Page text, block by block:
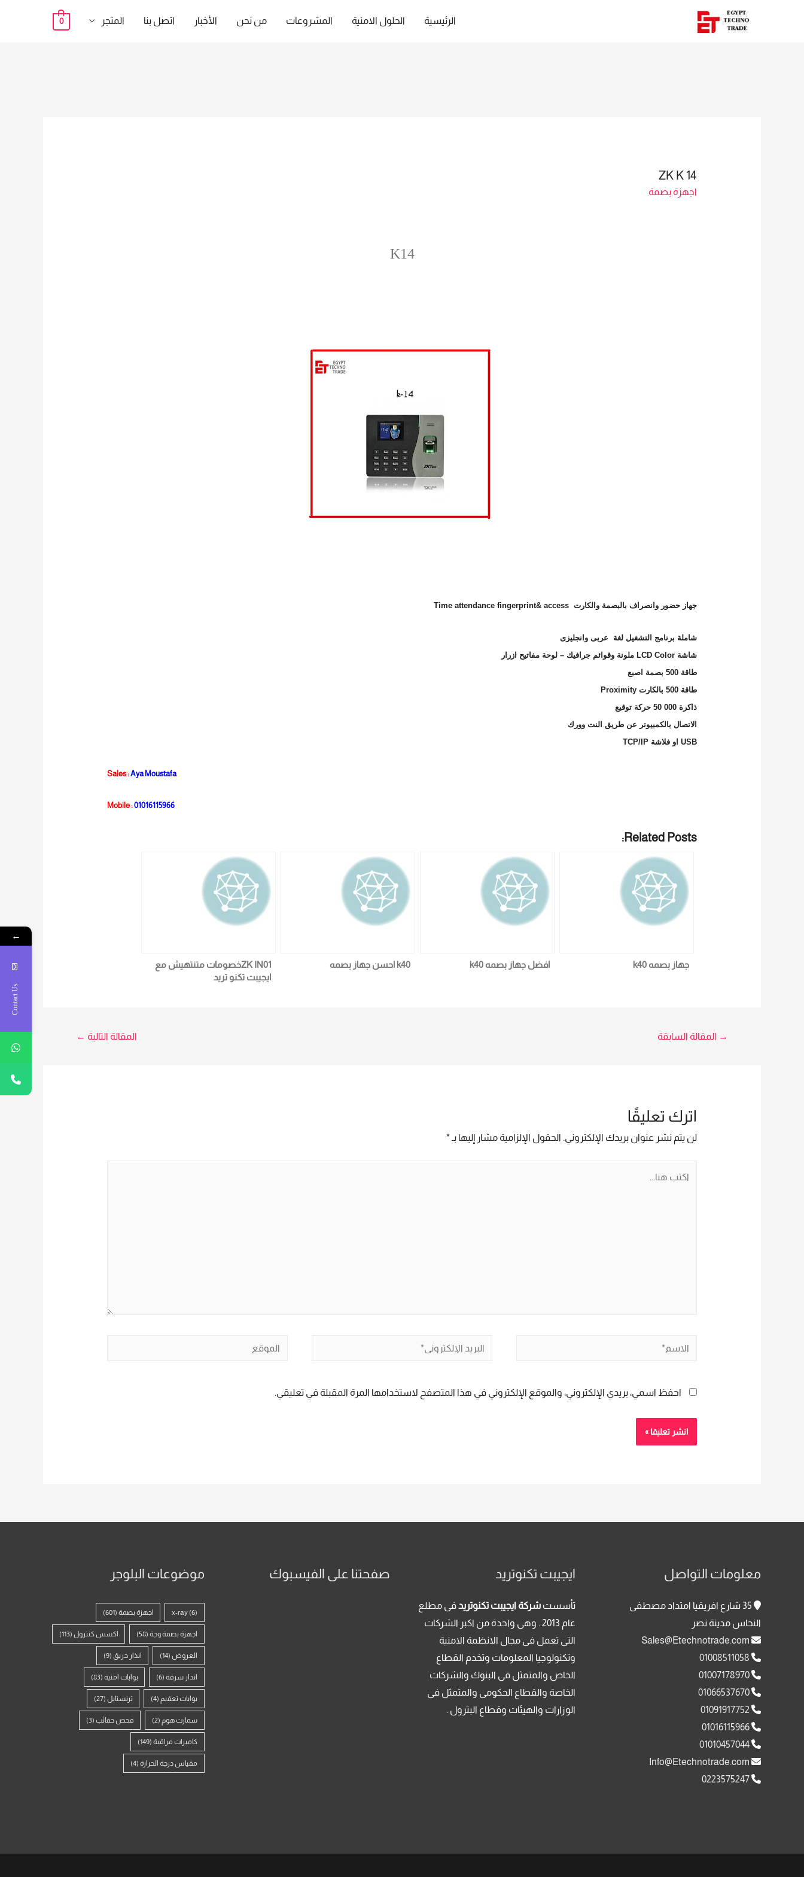
الرئيسية الحلول الامنية المشروعات من نحن الأخبار اتصل بنا المتجر 0
ZK K 14
اجهزة بصمة
K14
جهاز حضور وانصراف بالبصمة والكارت Time attendance fingerprint& access
شاملة برنامج التشغيل لغة عربى وانجليزى
شاشة LCD Color ملونة وقوائم جرافيك – لوحة مفاتيح ازرار
طاقة 500بصمة اصبع
طاقة 500بالكارت Proximity
ذاكرة 000
50حركة توقيع
الاتصال بالكمبيوتر عن طريق النت وورك
TCP/IP او فلاشةUSB
Sales:Aya Moustafa
Mobile :01016115966
Related Posts:
جهاز بصمه k40 افضل جهاز بصمه k40 k40 احسن جهاز بصمه
ZK IN01خصومات متنتهيش مع
ايجيبت تكنو تريد
تصفّح
→ المقالة السابقة المقالة التالية ←
اترك تعليقًا
لن يتم نشر عنوان بريدك الإلكتروني. الحقول الإلزامية مشار إليها بـ*
الاسم*
البريد
الموقع
احفظ اسمي، بريدي الإلكتروني، والموقع الإلكتروني في هذا المتصفح لاستخدامها المرة المقبلة في تعليقي.
معلومات التواصل
35 شارع افريقيا امتداد مصطفى
النحاس مدينة نصر
01008511058
01007178970
01066537670
01091917752
01016115966
01010457044
0223575247
ايجيبت تكنوتريد
تأسست شركة ايجيبت تكنوتريدفى مطلع
عام 2013 . وهى واحدة من اكبر الشركات
التى تعمل فى مجال الانظمة الامنية
وتكنولوجيا المعلومات وتخدم القطاع
الخاص والمتمثل فى البنوك والشركات
الخاصة والقطاع الحكومى والمتمثل فى
الوزارات والهيئات وقطاع البترول .
صفحتنا على الفيسبوك موضوعات البلوجر
x-ray (6) اجهزة بصمة (601)
اجهزة بصمة وجة(58) اكسس كنترول (113)
العروض(14) انذار حريق (9)
انذار سرقة(6) بوابات امنية (83)
بوابات تعقيم (4) ترنستايل (27)
سمارت هوم (2) فحص حقائب (3)
كاميرات مراقبة(149)
مقياس درجة الحرارة(4)
←
Contact Us